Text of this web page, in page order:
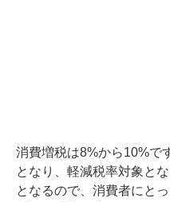
消費増税は8%から10%で
となり、軽減税率対象と
となるので、消費者にと